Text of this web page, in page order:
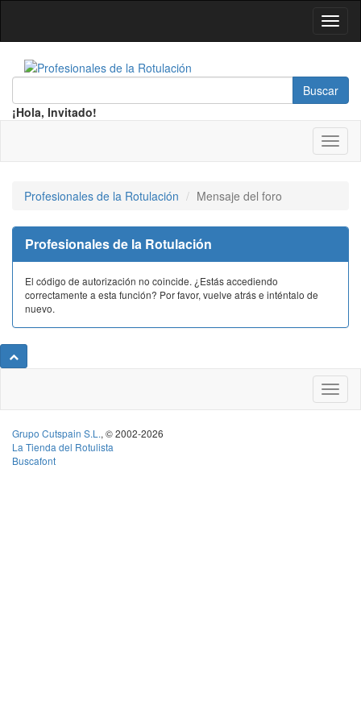
¡Hola, Invitado!
Profesionales de la Rotulación Mensaje del foro
Profesionales de la Rotulación
El código de autorización no coincide. ¿Estás accediendo
correctamente a esta función? Por favor, vuelve atrás e inténtalo de
nuevo.
Grupo Cutspain S.L., © 2002-2026
La Tienda del Rotulista
Buscafont